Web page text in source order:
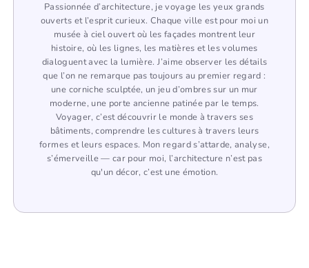
Passionnée d’architecture, je voyage les yeux grands
ouverts et l’esprit curieux. Chaque ville est pour moi un
musée à ciel ouvert où les façades montrent leur
histoire, où les lignes, les matières et les volumes
dialoguent avec la lumière. J’aime observer les détails
que l’on ne remarque pas toujours au premier regard :
une corniche sculptée, un jeu d’ombres sur un mur
moderne, une porte ancienne patinée par le temps.
Voyager, c’est découvrir le monde à travers ses
bâtiments, comprendre les cultures à travers leurs
formes et leurs espaces. Mon regard s’attarde, analyse,
s’émerveille — car pour moi, l’architecture n’est pas
qu'un décor, c’est une émotion.